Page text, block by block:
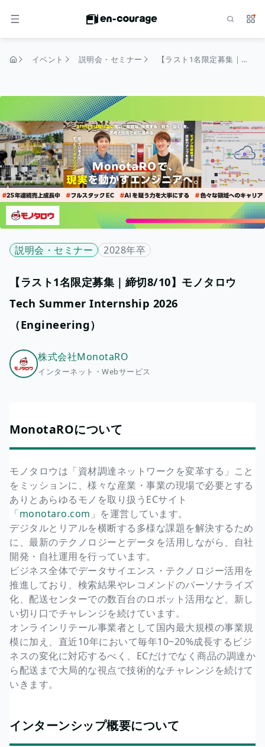
メニュー サ
イベント 説明会・セミナー 【ラスト1名限定募集｜締切8/10】モノタロウ Tech Summer Internship 2026 （Engineering）
説明会・セミナー 2028年卒
【ラスト1名限定募集｜締切8/10】モノタロウ
Tech Summer Internship 2026
（Engineering）
株式会社MonotaRO
インターネット・Webサービス
MonotaROについて
モノタロウは「資材調達ネットワークを変革する」こと
をミッションに、様々な産業・事業の現場で必要とする
ありとあらゆるモノを取り扱うECサイト
「monotaro.com 」を運営しています。
デジタルとリアルを横断する多様な課題を解決するため
に、最新のテクノロジーとデータを活用しながら、自社
開発・自社運用を行っています。
ビジネス全体でデータサイエンス・テクノロジー活用を
推進しており、検索結果やレコメンドのパーソナライズ
化、配送センターでの数百台のロボット活用など、新し
い切り口でチャレンジを続けています。
オンラインリテール事業者として国内最大規模の事業規
模に加え、直近10年において毎年10~20%成長するビジ
ネスの変化に対応するべく、ECだけでなく商品の調達か
ら配送まで大局的な視点で技術的なチャレンジを続けて
いきます。
インターンシップ概要について